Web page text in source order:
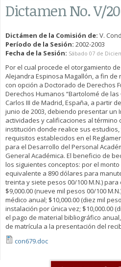
Dictamen No. V/
Dictámen de la Comisión de: V.
Período de la Sesión: 2002-2003
Fecha de la Sesión: Sábado 07 de
Por el cual procede el otorgamiento
Alejandra Espinosa Magallón, a fin
con opción a Doctorado de Derechos
Derechos Humanos “Bartolomé de
Carlos III de Madrid, España, a partir
junio de 2003, debiendo presentar un
actividades y calificaciones al término
institución donde realice sus
requisitos establecidos en el
para el Desarrollo del Personal
General Académica. El beneficio de
los siguientes conceptos: por el
equivalente a 890 dólares para
treinta y siete pesos 00/100 M.N.)
$9,000.00 (nueve mil pesos 00/100
médico anual; $10,000.00 (diez mil
instalación por única vez; $10,000.00
el pago de material bibliográfico
de matrícula a la presentación del
con679.doc